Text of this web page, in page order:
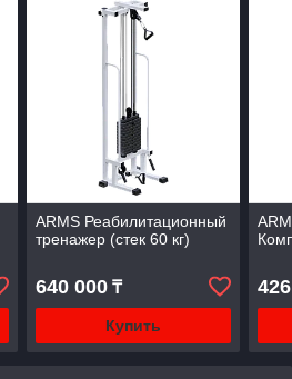
ARMS Реабилитационный
тренажер (стек 60 кг)
640 000₸
Купить